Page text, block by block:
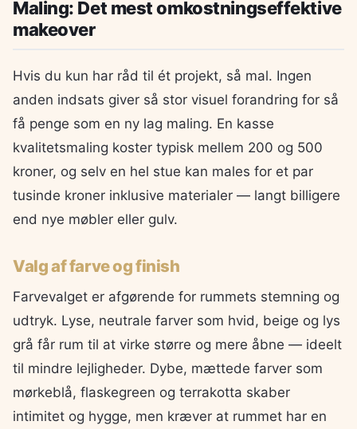
Maling: Det mest omkostningseffektive
makeover
Hvis du kun har råd til ét projekt, så mal. Ingen
anden indsats giver så stor visuel forandring for så
få penge som en ny lag maling. En kasse
kvalitetsmaling koster typisk mellem 200 og 500
kroner, og selv en hel stue kan males for et par
tusinde kroner inklusive materialer — langt billigere
end nye møbler eller gulv.
Valg af farve og finish
Farvevalget er afgørende for rummets stemning og
udtryk. Lyse, neutrale farver som hvid, beige og lys
grå får rum til at virke større og mere åbne — ideelt
til mindre lejligheder. Dybe, mættede farver som
mørkeblå, flaskegreen og terrakotta skaber
intimitet og hygge, men kræver at rummet har en